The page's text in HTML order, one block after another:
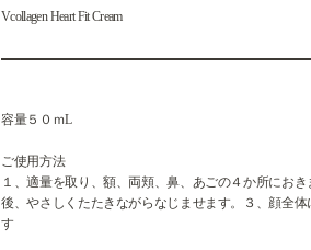
Vcollagen Heart Fit Cream
容量５０ｍL
ご使用方法
１、適量を取り、額、両頬、鼻、あごの４か所にお
後、やさしくたたきながらなじませます。３、顔全
す